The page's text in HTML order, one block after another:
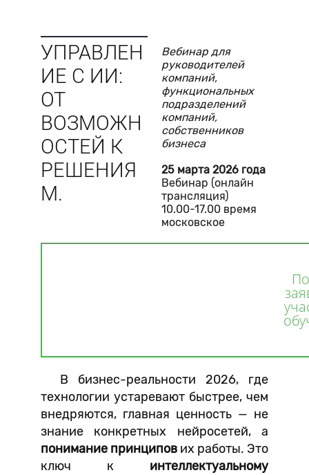
УПРАВЛЕН
ИЕ С ИИ:
ОТ
ВОЗМОЖН
ОСТЕЙ К
РЕШЕНИЯ
М.
Вебинар для
руководителей
компаний,
функциональных
подразделений
компаний,
собственников
бизнеса
25 марта 2026 года
Вебинар (онлайн
трансляция)
10.00-17.00 время
московское
В бизнес-реальности 2026, где
технологии устаревают быстрее, чем
внедряются, главная ценность — не
знание конкретных нейросетей, а
понимание принципов их работы. Это
ключ к интеллектуальному